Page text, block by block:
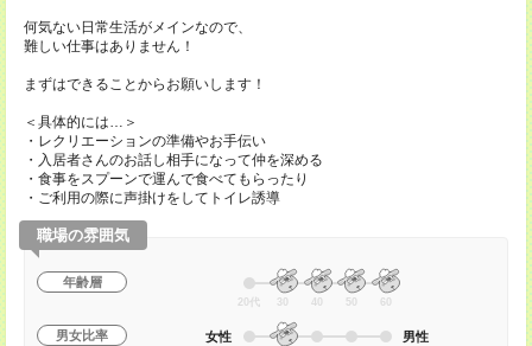
何気ない日常生活がメインなので、
難しい仕事はありません！
まずはできることからお願いします！
＜具体的には…＞
・レクリエーションの準備やお手伝い
・入居者さんのお話し相手になって仲を深める
・食事をスプーンで運んで食べてもらったり
・ご利用の際に声掛けをしてトイレ誘導
職場の雰囲気
年齢層
20代 30 40 50 60
男女比率 女性 男性